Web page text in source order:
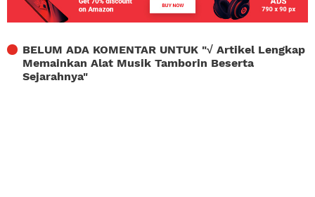
BELUM ADA KOMENTAR UNTUK "√ Artikel Lengkap
Memainkan Alat Musik Tamborin Beserta
Sejarahnya"